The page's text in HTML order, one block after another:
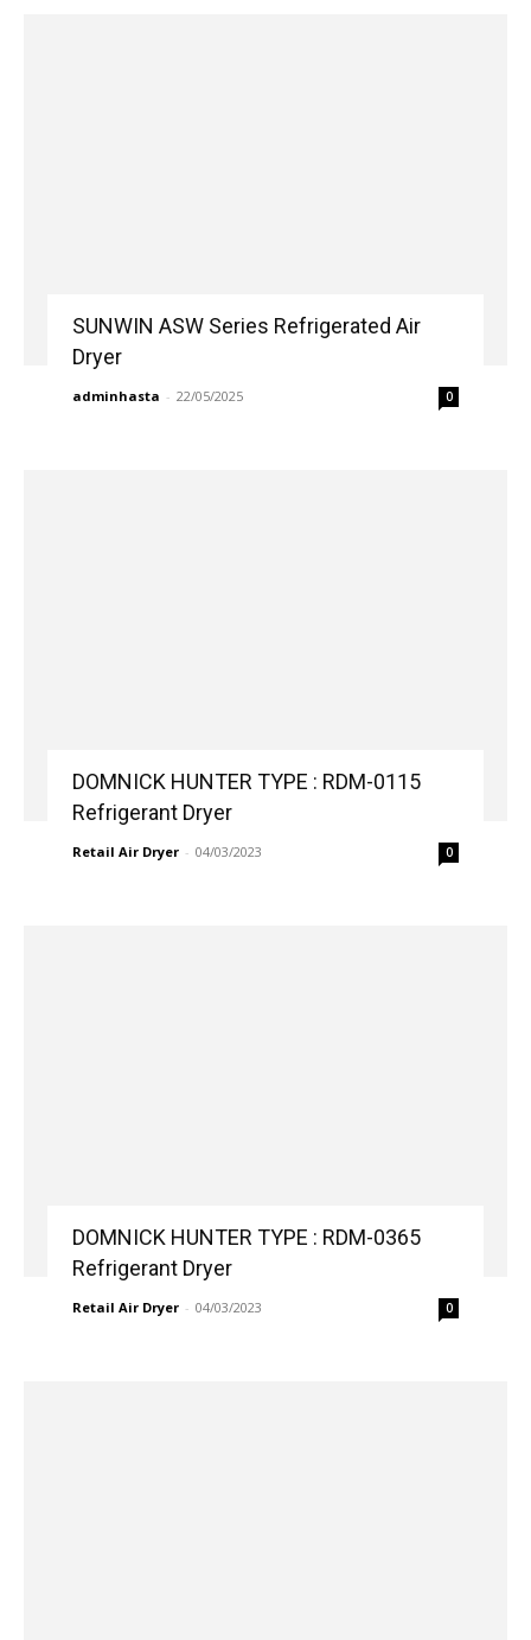
SUNWIN ASW Series Refrigerated Air
Dryer
adminhasta - 22/05/2025 0
DOMNICK HUNTER TYPE : RDM-0115
Refrigerant Dryer
Retail Air Dryer - 04/03/2023 0
DOMNICK HUNTER TYPE : RDM-0365
Refrigerant Dryer
Retail Air Dryer - 04/03/2023 0